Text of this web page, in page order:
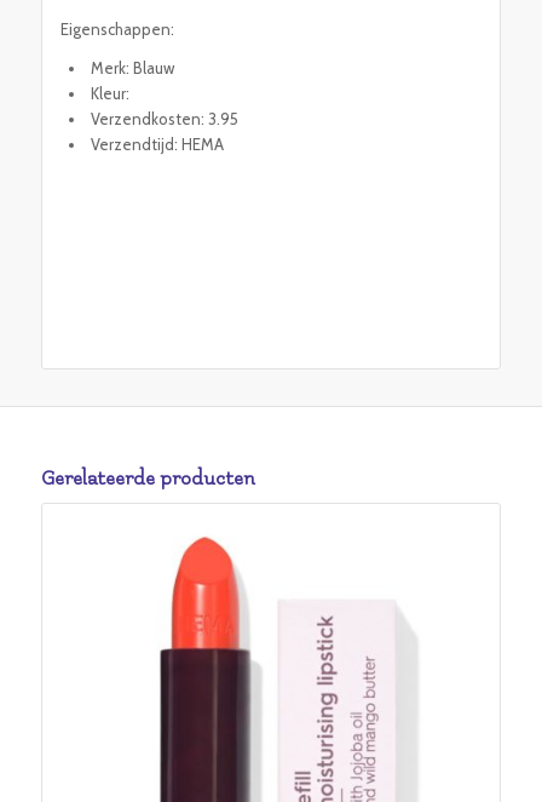
Eigenschappen:
Merk: Blauw
Kleur:
Verzendkosten: 3.95
Verzendtijd: HEMA
Gerelateerde producten